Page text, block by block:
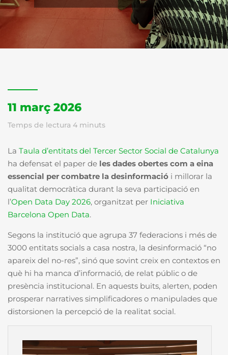
11 març 2026
Temps de lectura 4 minuts
La Taula d’entitats del Tercer Sector Social de Catalunya
ha defensat el paper de les dades obertes com a eina
essencial per combatre la desinformació i millorar la
qualitat democràtica durant la seva participació en
l’Open Data Day 2026, organitzat per Iniciativa
Barcelona Open Data.
Segons la institució que agrupa 37 federacions i més de
3000 entitats socials a casa nostra, la desinformació “no
apareix del no-res”, sinó que sovint creix en contextos en
què hi ha manca d’informació, de relat públic o de
presència institucional. En aquests buits, alerten, poden
prosperar narratives simplificadores o manipulades que
distorsionen la percepció de la realitat social.